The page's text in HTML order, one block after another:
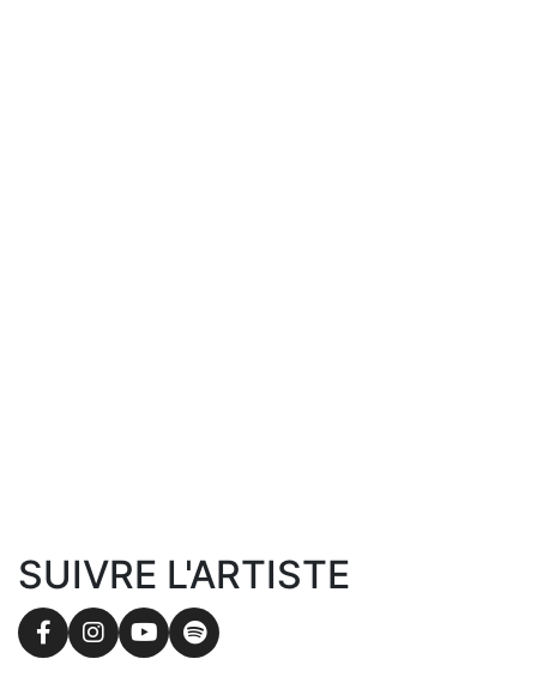
SUIVRE L'ARTISTE
Facebook
Instagram
YouTubeSpotify